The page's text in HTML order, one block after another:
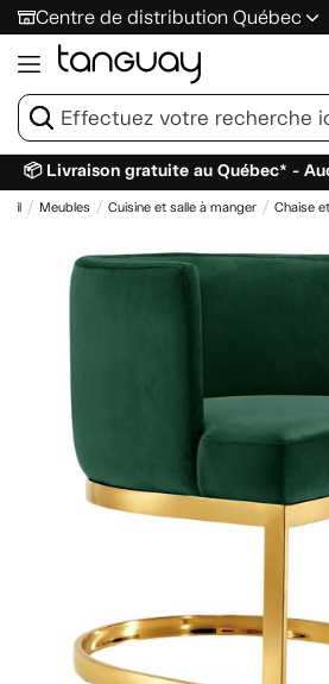
Centre de distribution Québec
📦 Livraison gratuite au Québec* -
Meubles Cuisine et salle à manger Chaise